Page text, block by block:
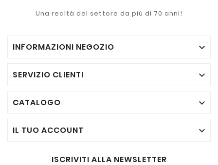
Una realtà del settore da più di 70 anni!
INFORMAZIONI NEGOZIO 
SERVIZIO CLIENTI 
CATALOGO 
IL TUO ACCOUNT 
ISCRIVITI ALLA NEWSLETTER